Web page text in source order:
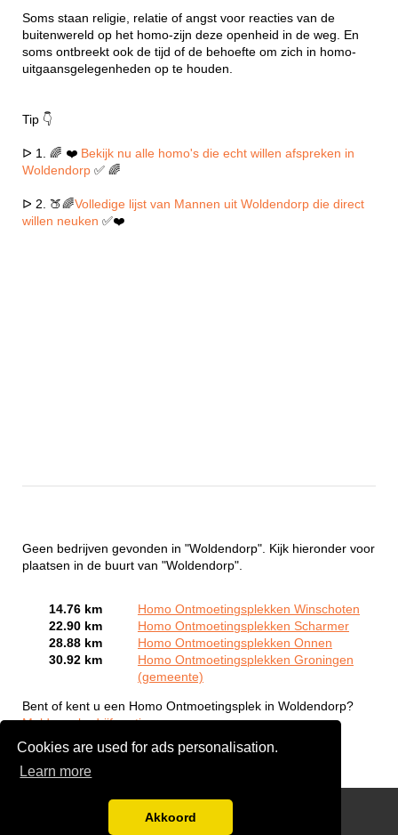
Cookies are used for ads personalisation.
Learn more
Akkoord
Soms staan religie, relatie of angst voor reacties van de
buitenwereld op het homo-zijn deze openheid in de weg. En
soms ontbreekt ook de tijd of de behoefte om zich in homo-
uitgaansgelegenheden op te houden.
Tip 👇
ᐅ 1. 🌈 ❤️ Bekijk nu alle homo's die echt willen afspreken in
Woldendorp ✅ 🌈
ᐅ 2. 🍑🌈Volledige lijst van Mannen uit Woldendorp die direct
willen neuken ✅❤️
Geen bedrijven gevonden in "Woldendorp". Kijk hieronder voor
plaatsen in de buurt van "Woldendorp".
14.76 km
Homo Ontmoetingsplekken Winschoten
22.90 km
Homo Ontmoetingsplekken Scharmer
28.88 km
Homo Ontmoetingsplekken Onnen
30.92 km
Homo Ontmoetingsplekken Groningen
(gemeente)
Bent of kent u een Homo Ontmoetingsplek in Woldendorp?
Meld een bedrijf gratis aan